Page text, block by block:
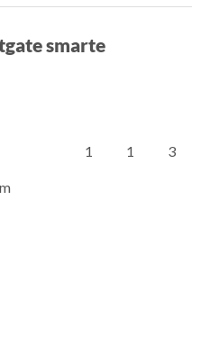
smarte
1 1 3